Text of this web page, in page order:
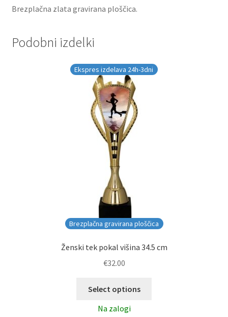
Brezplačna zlata gravirana ploščica.
Podobni izdelki
Brezplačna gravirana ploščica
Ekspres izdelava 24h-3dni
Ženski tek pokal višina 34.5 cm
€32.00
Select options
Na zalogi